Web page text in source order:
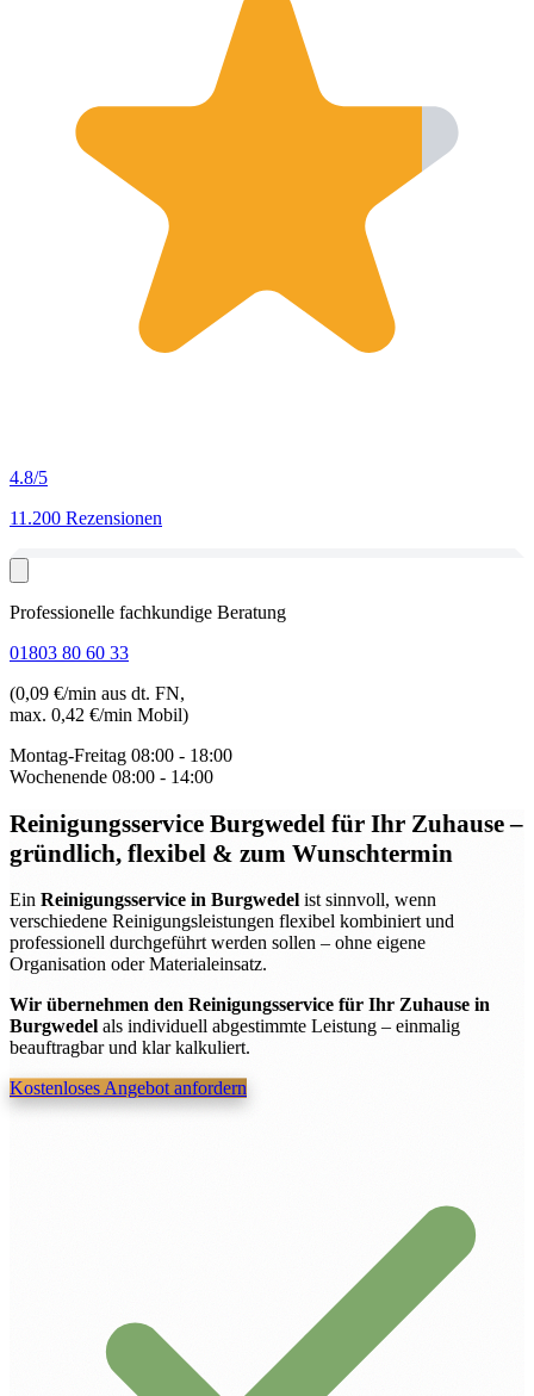
4.8/5
11.200 Rezensionen
Professionelle fachkundige Beratung
01803 80 60 33
(0,09 €/min aus dt. FN,
max. 0,42 €/min Mobil)
Montag-Freitag 08:00 - 18:00
Wochenende 08:00 - 14:00
Reinigungsservice Burgwedel für Ihr Zuhause –
gründlich, flexibel & zum Wunschtermin
Ein Reinigungsservice in Burgwedel ist sinnvoll, wenn
verschiedene Reinigungsleistungen flexibel kombiniert und
professionell durchgeführt werden sollen – ohne eigene
Organisation oder Materialeinsatz.
Wir übernehmen den Reinigungsservice für Ihr Zuhause in
Burgwedel als individuell abgestimmte Leistung – einmalig
beauftragbar und klar kalkuliert.
Kostenloses Angebot anfordern